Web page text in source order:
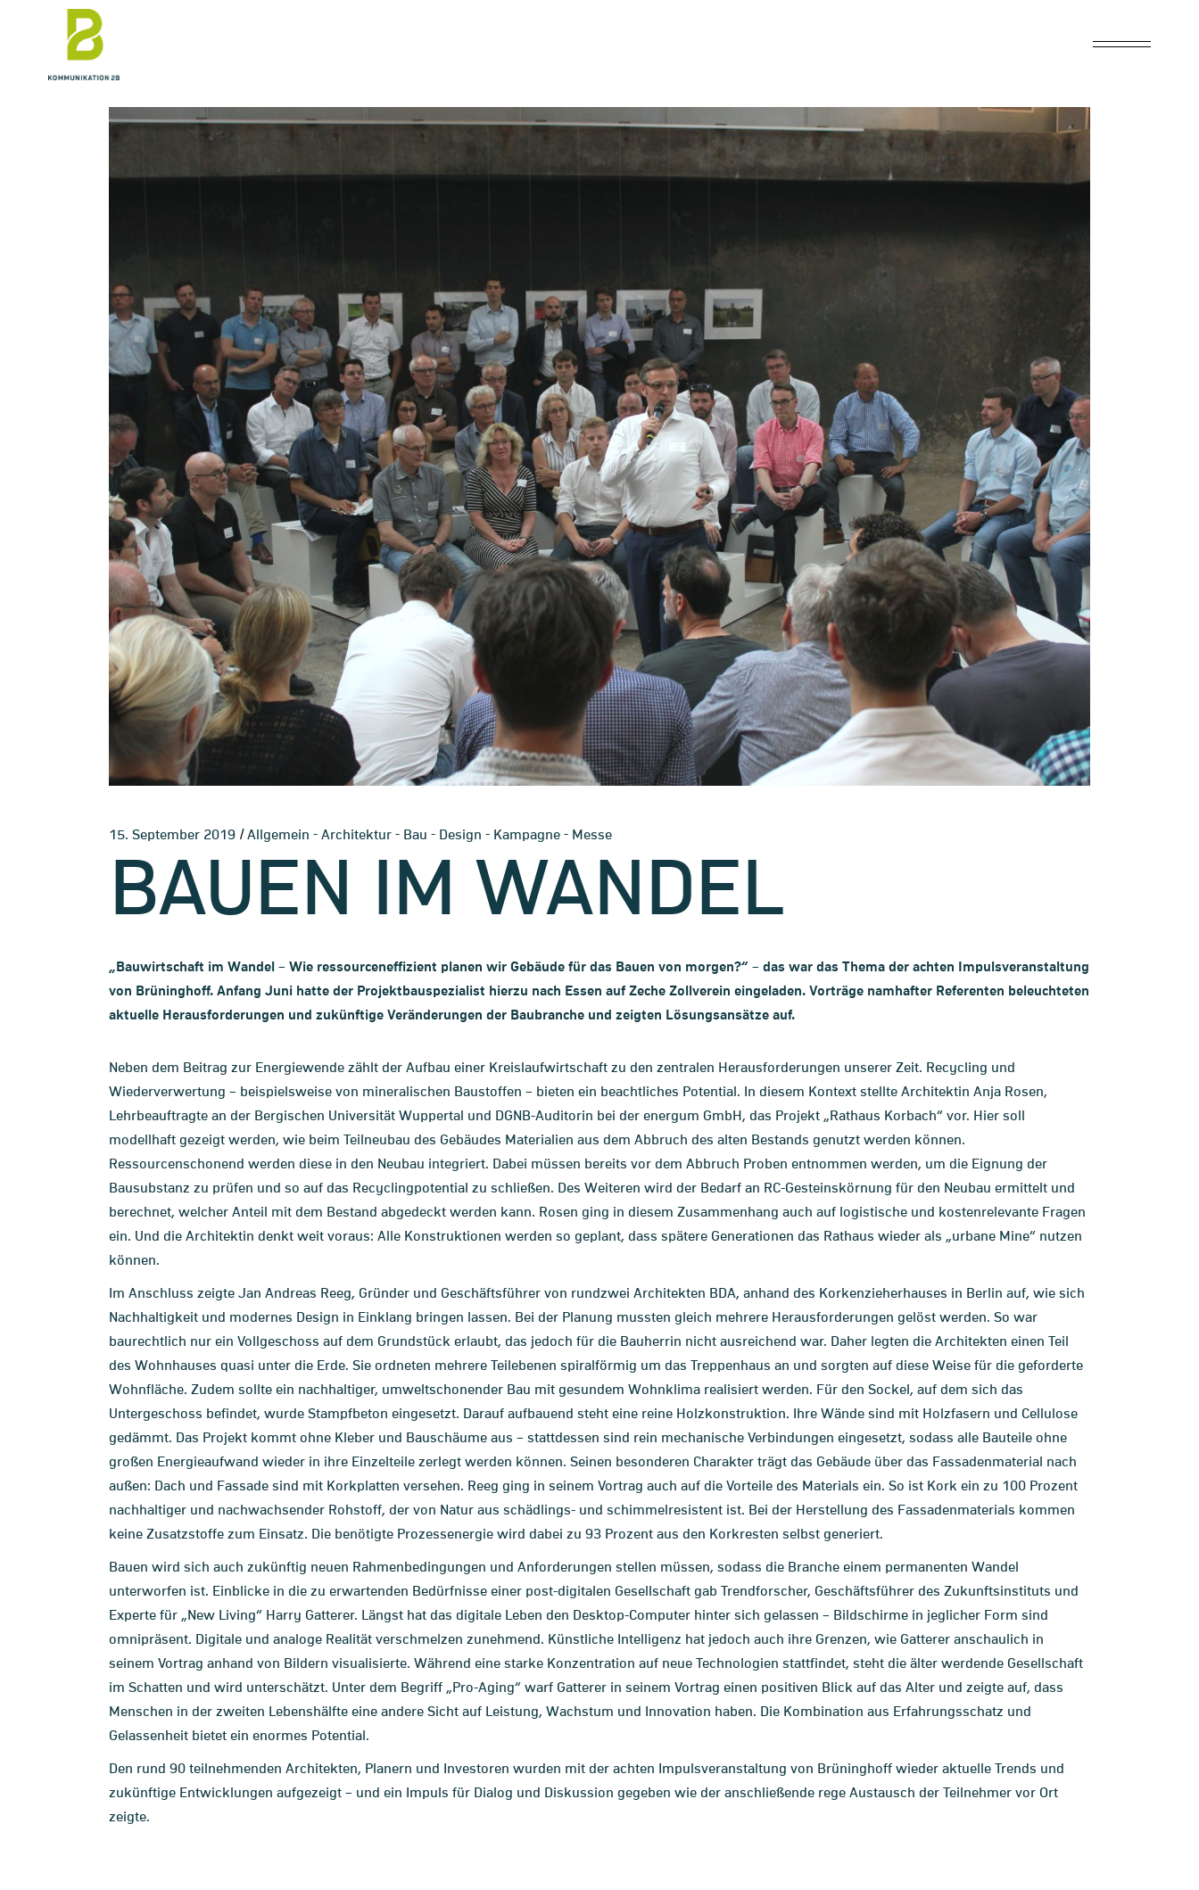
15. September 2019 Allgemein - Architektur - Bau - Design - Kampagne - Messe
BAUEN IM WANDEL
„Bauwirtschaft im Wandel – Wie ressourceneffizient planen wir Gebäude für das Bauen von morgen?“ – das war das Thema der achten Impulsveranstaltung
von Brüninghoff. Anfang Juni hatte der Projektbauspezialist hierzu nach Essen auf Zeche Zollverein eingeladen. Vorträge namhafter Referenten beleuchteten
aktuelle Herausforderungen und zukünftige Veränderungen der Baubranche und zeigten Lösungsansätze auf.
Neben dem Beitrag zur Energiewende zählt der Aufbau einer Kreislaufwirtschaft zu den zentralen Herausforderungen unserer Zeit. Recycling und
Wiederverwertung – beispielsweise von mineralischen Baustoffen – bieten ein beachtliches Potential. In diesem Kontext stellte Architektin Anja Rosen,
Lehrbeauftragte an der Bergischen Universität Wuppertal und DGNB-Auditorin bei der energum GmbH, das Projekt „Rathaus Korbach“ vor. Hier soll
modellhaft gezeigt werden, wie beim Teilneubau des Gebäudes Materialien aus dem Abbruch des alten Bestands genutzt werden können.
Ressourcenschonend werden diese in den Neubau integriert. Dabei müssen bereits vor dem Abbruch Proben entnommen werden, um die Eignung der
Bausubstanz zu prüfen und so auf das Recyclingpotential zu schließen. Des Weiteren wird der Bedarf an RC-Gesteinskörnung für den Neubau ermittelt und
berechnet, welcher Anteil mit dem Bestand abgedeckt werden kann. Rosen ging in diesem Zusammenhang auch auf logistische und kostenrelevante Fragen
ein. Und die Architektin denkt weit voraus: Alle Konstruktionen werden so geplant, dass spätere Generationen das Rathaus wieder als „urbane Mine“ nutzen
können.
Im Anschluss zeigte Jan Andreas Reeg, Gründer und Geschäftsführer von rundzwei Architekten BDA, anhand des Korkenzieherhauses in Berlin auf, wie sich
Nachhaltigkeit und modernes Design in Einklang bringen lassen. Bei der Planung mussten gleich mehrere Herausforderungen gelöst werden. So war
baurechtlich nur ein Vollgeschoss auf dem Grundstück erlaubt, das jedoch für die Bauherrin nicht ausreichend war. Daher legten die Architekten einen Teil
des Wohnhauses quasi unter die Erde. Sie ordneten mehrere Teilebenen spiralförmig um das Treppenhaus an und sorgten auf diese Weise für die geforderte
Wohnfläche. Zudem sollte ein nachhaltiger, umweltschonender Bau mit gesundem Wohnklima realisiert werden. Für den Sockel, auf dem sich das
Untergeschoss befindet, wurde Stampfbeton eingesetzt. Darauf aufbauend steht eine reine Holzkonstruktion. Ihre Wände sind mit Holzfasern und Cellulose
gedämmt. Das Projekt kommt ohne Kleber und Bauschäume aus – stattdessen sind rein mechanische Verbindungen eingesetzt, sodass alle Bauteile ohne
großen Energieaufwand wieder in ihre Einzelteile zerlegt werden können. Seinen besonderen Charakter trägt das Gebäude über das Fassadenmaterial nach
außen: Dach und Fassade sind mit Korkplatten versehen. Reeg ging in seinem Vortrag auch auf die Vorteile des Materials ein. So ist Kork ein zu 100 Prozent
nachhaltiger und nachwachsender Rohstoff, der von Natur aus schädlings- und schimmelresistent ist. Bei der Herstellung des Fassadenmaterials kommen
keine Zusatzstoffe zum Einsatz. Die benötigte Prozessenergie wird dabei zu 93 Prozent aus den Korkresten selbst generiert.
Bauen wird sich auch zukünftig neuen Rahmenbedingungen und Anforderungen stellen müssen, sodass die Branche einem permanenten Wandel
unterworfen ist. Einblicke in die zu erwartenden Bedürfnisse einer post-digitalen Gesellschaft gab Trendforscher, Geschäftsführer des Zukunftsinstituts und
Experte für „New Living“ Harry Gatterer. Längst hat das digitale Leben den Desktop-Computer hinter sich gelassen – Bildschirme in jeglicher Form sind
omnipräsent. Digitale und analoge Realität verschmelzen zunehmend. Künstliche Intelligenz hat jedoch auch ihre Grenzen, wie Gatterer anschaulich in
seinem Vortrag anhand von Bildern visualisierte. Während eine starke Konzentration auf neue Technologien stattfindet, steht die älter werdende Gesellschaft
im Schatten und wird unterschätzt. Unter dem Begriff „Pro-Aging“ warf Gatterer in seinem Vortrag einen positiven Blick auf das Alter und zeigte auf, dass
Menschen in der zweiten Lebenshälfte eine andere Sicht auf Leistung, Wachstum und Innovation haben. Die Kombination aus Erfahrungsschatz und
Gelassenheit bietet ein enormes Potential.
Den rund 90 teilnehmenden Architekten, Planern und Investoren wurden mit der achten Impulsveranstaltung von Brüninghoff wieder aktuelle Trends und
zukünftige Entwicklungen aufgezeigt – und ein Impuls für Dialog und Diskussion gegeben wie der anschließende rege Austausch der Teilnehmer vor Ort
zeigte.